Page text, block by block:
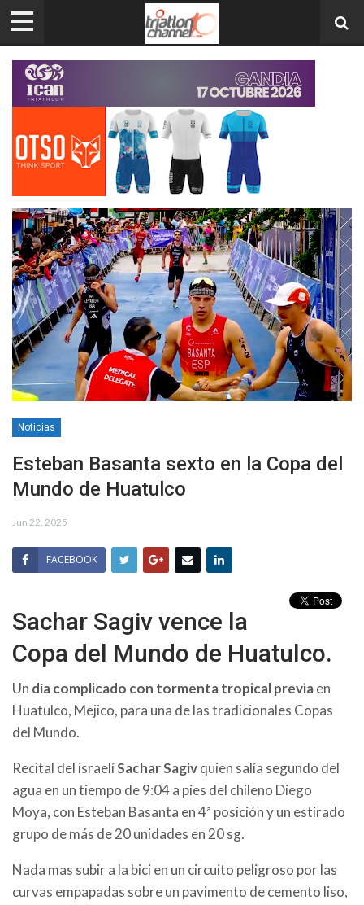
Noticias
Esteban Basanta sexto en la Copa del
Mundo de Huatulco
Jun 22, 2025
FACEBOOK
Sachar Sagiv vence la
Copa del Mundo de Huatulco.
Un día complicado con tormenta tropical previaen
Huatulco, Mejico, para una de las tradicionales Copas
del Mundo.
Recital del israelíSachar Sagivquien salía segundo del
agua en un tiempo de 9:04 a pies del chileno Diego
Moya, con Esteban Basanta en 4ª posición y un estirado
grupo de más de 20 unidades en 20 sg.
Nada mas subir a la bici en un circuito peligroso por las
curvas empapadas sobre un pavimento de cemento liso,